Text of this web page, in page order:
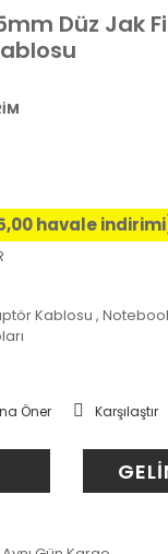
Düz Jak
havale
Kablosu ,
Öner Karşılaştır